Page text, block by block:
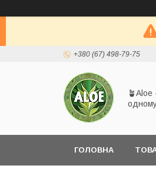
+380 (67) 498-79-75
ГОЛОВНА